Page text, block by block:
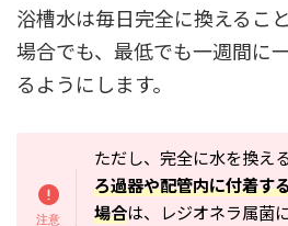
浴槽水は毎日完全に換えるこ
場合でも、最低でも一週間に
るようにします。
ただし、完全に水を換え
ろ過器や配管内に付着す
場合は、レジオネラ属菌